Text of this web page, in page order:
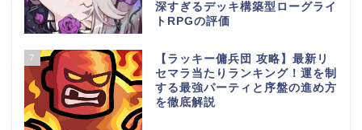
深すぎるデッキ構築型ローグライ
トRPGの評価
7
【ラッキー傭兵団 攻略】最新リ
セマラ当たりランキング！運を制
する最強パーティと序盤の進め方
を徹底解説